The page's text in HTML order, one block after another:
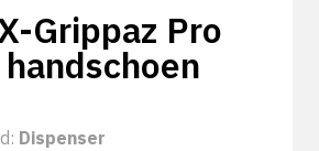
Grippaz Pro
Dispenser